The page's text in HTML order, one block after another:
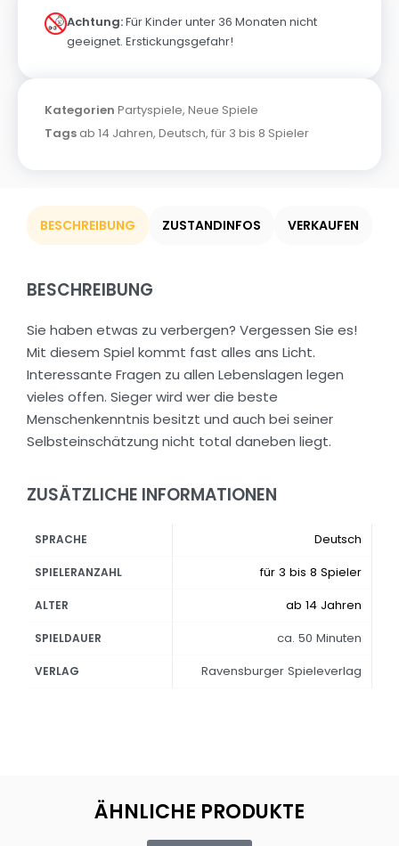
Achtung:Für Kinder unter 36 Monaten nicht
geeignet. Erstickungsgefahr!
Kategorien Partyspiele, Neue Spiele
Tags ab 14 Jahren, Deutsch, für 3 bis 8 Spieler
BESCHREIBUNG ZUSTANDINFOS VERKAUFEN
BESCHREIBUNG
Sie haben etwas zu verbergen? Vergessen Sie es!
Mit diesem Spiel kommt fast alles ans Licht.
Interessante Fragen zu allen Lebenslagen legen
vieles offen. Sieger wird wer die beste
Menschenkenntnis besitzt und auch bei seiner
Selbsteinschätzung nicht total daneben liegt.
ZUSÄTZLICHE INFORMATIONEN
SPRACHE Deutsch
SPIELERANZAHL für 3 bis 8 Spieler
ALTER ab 14 Jahren
SPIELDAUER ca. 50 Minuten
VERLAG Ravensburger Spieleverlag
ÄHNLICHE PRODUKTE